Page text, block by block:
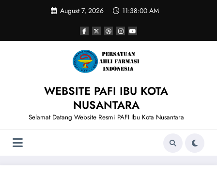
August 7, 2026 11:38:00 AM
WEBSITE PAFI IBU KOTA
NUSANTARA
Selamat Datang Website Resmi PAFI Ibu Kota Nusantara